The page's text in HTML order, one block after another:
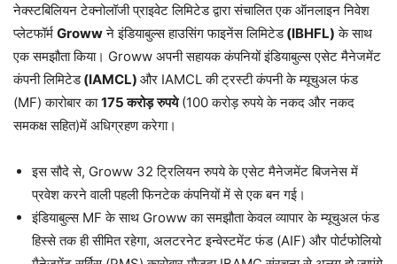
नेक्स्टबिलियन टेक्नोलॉजी प्राइवेट लिमिटेड द्वारा संचालित एक ऑनलाइन निवेश
प्लेटफॉर्म Growwने इंडियाबुल्स हाउसिंग फाइनेंस लिमिटेड(IBHFL) के साथ
एक समझौता किया। Groww अपनी सहायक कंपनियों इंडियाबुल्स एसेट मैनेजमेंट
कंपनी लिमिटेड(IAMCL) और IAMCL की ट्रस्टी कंपनी के म्यूचुअल फंड
(MF) कारोबार का175करोड़ रुपये(100 करोड़ रुपये के नकद और नकद
समकक्ष सहित)में अधिग्रहण करेगा।
इस सौदे से, Groww 32 ट्रिलियन रुपये के एसेट मैनेजमेंट बिजनेस में
प्रवेश करने वाली पहली फिनटेक कंपनियों में से एक बन गई।
इंडियाबुल्स MF के साथ Groww का समझौता केवल व्यापार के म्यूचुअल फंड
हिस्से तक ही सीमित रहेगा, अलटरनेट इन्वेस्टमेंट फंड (AIF) और पोर्टफोलियो